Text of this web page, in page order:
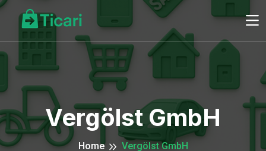
Vergölst GmbH
Home Vergölst GmbH